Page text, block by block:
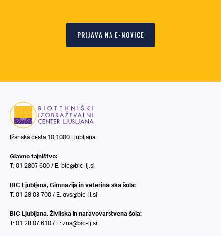
PRIJAVA NA E-NOVICE
Ižanska cesta 10,1000 Ljubljana
Glavno tajništvo:
T: 01 2807 600 / E: bic@bic-lj.si
BIC Ljubljana, Gimnazija in veterinarska šola:
T: 01 28 03 700 / E: gvs@bic-lj.si
BIC Ljubljana, Živilska in naravovarstvena šola:
T: 01 28 07 610 / E: zns@bic-lj.si